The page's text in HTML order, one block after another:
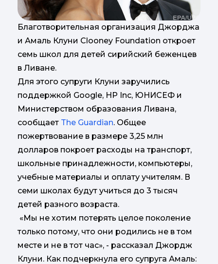
Благотворительная организация Джорджа
и Амаль Клуни Clooney Foundation откроет
семь школ для детей сирийский беженцев
в Ливане.
Для этого супруги Клуни заручились
поддержкой Google, HP Inc, ЮНИСЕФ и
Министерством образования Ливана,
сообщает The Guardian. Общее
пожертвование в размере 3,25 млн
долларов покроет расходы на транспорт,
школьные принадлежности, компьютеры,
учебные материалы и оплату учителям. В
семи школах будут учиться до 3 тысяч
детей разного возраста.
«Мы не хотим потерять целое поколение
только потому, что они родились не в том
месте и не в тот час», - рассказал Джордж
Клуни. Как подчеркнула его супруга Амаль: